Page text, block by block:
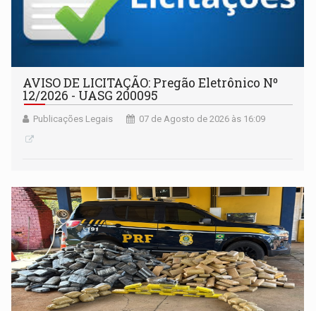
AVISO DE LICITAÇÃO: Pregão Eletrônico Nº
12/2026 - UASG 200095
Publicações Legais 07 de Agosto de 2026 às 16:09